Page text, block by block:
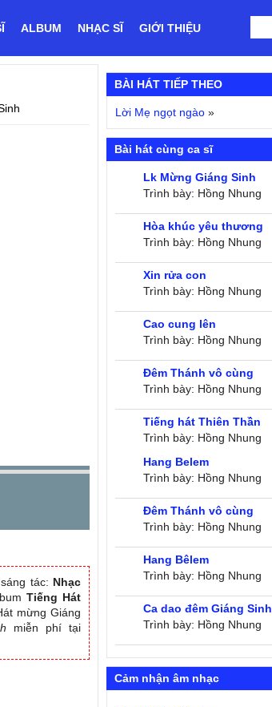
ALBUM NHẠC SĨ GIỚI THIỆU
tác: Nhạc
Tiếng Hát
mừng Giáng
miễn phí tại
BÀI HÁT TIẾP THEO
Lời Mẹ ngọt ngào »
Bài hát cùng ca sĩ
Lk Mừng Giáng Sinh
Trình bày: Hồng Nhung
Hòa khúc yêu thương
Trình bày: Hồng Nhung
Xin rửa con
Trình bày: Hồng Nhung
Cao cung lên
Trình bày: Hồng Nhung
Đêm Thánh vô cùng
Trình bày: Hồng Nhung
Tiếng hát Thiên Thần
Trình bày: Hồng Nhung
Hang Belem
Trình bày: Hồng Nhung
Đêm Thánh vô cùng
Trình bày: Hồng Nhung
Hang Bêlem
Trình bày: Hồng Nhung
Ca dao đêm Giáng Sinh
Trình bày: Hồng Nhung
Cảm nhận âm nhạc